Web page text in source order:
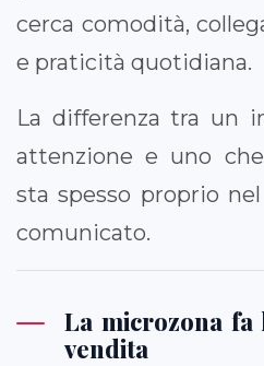
cerca comodità,
e praticità quotidiana.
La differenza tra un
attenzione e uno
sta spesso proprio
comunicato.
La microzona
vendita